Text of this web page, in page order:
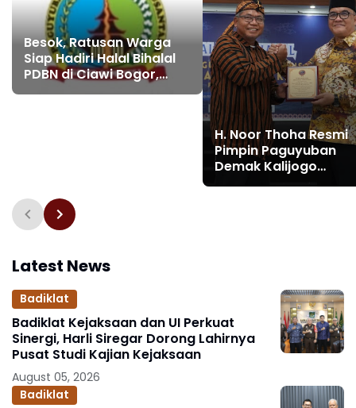
Besok, Ratusan Warga
Siap Hadiri Halal Bihalal
PDBN di Ciawi Bogor,
Ketum Fathan Subchi
H. Noor Thoha Resmi
Pimpin Paguyuban
Demak Kalijogo
Balikpapan Periode
Latest News
Badiklat
Badiklat Kejaksaan dan UI Perkuat
Sinergi, Harli Siregar Dorong Lahirnya
Pusat Studi Kajian Kejaksaan
August 05, 2026
Badiklat